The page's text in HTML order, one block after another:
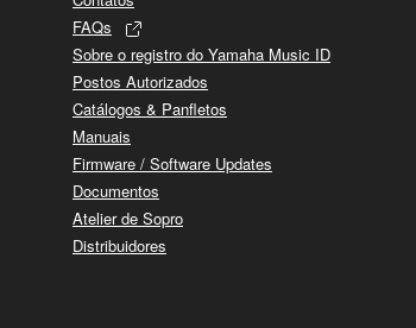
FAQs
Sobre o registro do Yamaha Music ID
Postos Autorizados
Catálogos & Panfletos
Manuais
Firmware / Software Updates
Documentos
Atelier de Sopro
Distribuidores